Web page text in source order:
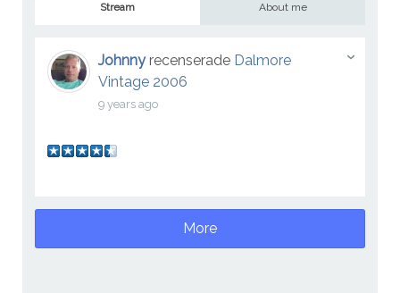
Stream About me
Johnnyrecenserade Dalmore
Vintage 2006
9 years ago
More